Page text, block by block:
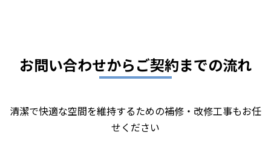
お問い合わせからご契約までの流れ
清潔で快適な空間を維持するための補修・改修工事もお任
せください